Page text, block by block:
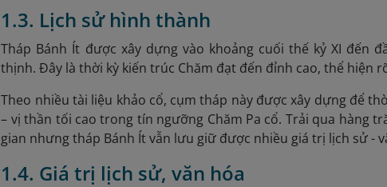
1.3. Lịch sử hình thành
Tháp Bánh Ít được xây dựng vào khoảng cuối thế kỷ XI đến
thịnh. Đây là thời kỳ kiến trúc Chăm đạt đến đỉnh cao, thể hiện
Theo nhiều tài liệu khảo cổ, cụm tháp này được xây dựng để
– vị thần tối cao trong tín ngưỡng Chăm Pa cổ. Trải qua hàng
gian nhưng tháp Bánh Ít vẫn lưu giữ được nhiều giá trị lịch sử -
1.4. Giá trị lịch sử, văn hóa